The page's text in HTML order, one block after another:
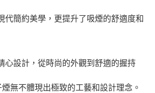
代簡約美學，更提升了吸煙的舒適度和
心設計，從時尚的外觀到舒適的握持
無不體現出極致的工藝和設計理念。